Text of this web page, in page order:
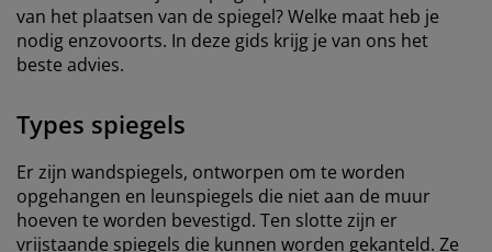
van het plaatsen van de spiegel? Welke maat heb je
nodig enzovoorts. In deze gids krijg je van ons het
beste advies.
Types spiegels
Er zijn wandspiegels, ontworpen om te worden
opgehangen en leunspiegels die niet aan de muur
hoeven te worden bevestigd. Ten slotte zijn er
vrijstaande spiegels die kunnen worden gekanteld. Ze